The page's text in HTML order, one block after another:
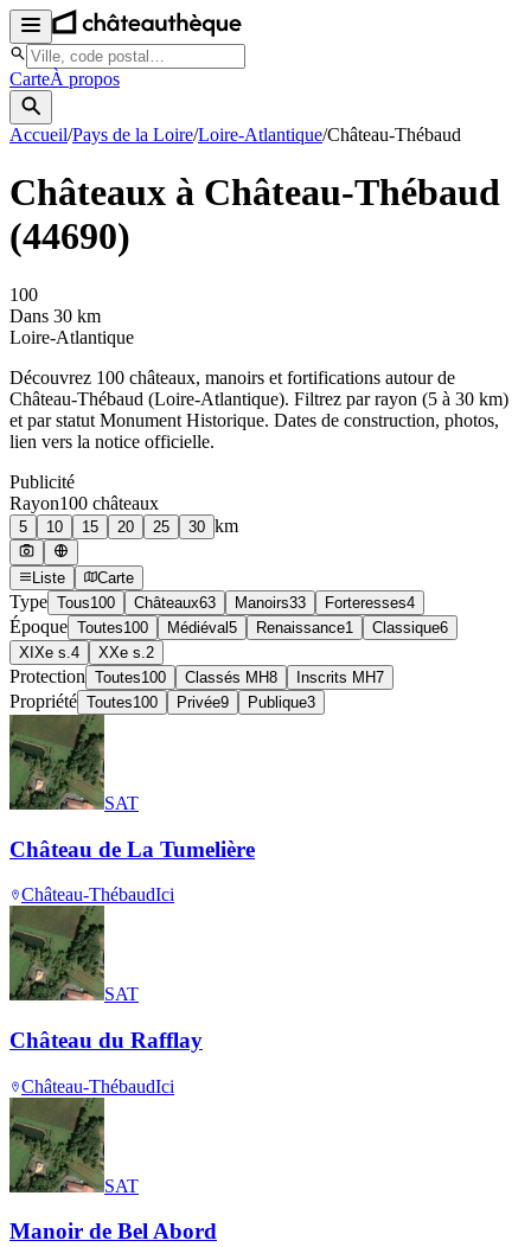
CarteÀ propos
Accueil/Pays de la Loire/Loire-Atlantique/Château-Thébaud
Châteaux à Château-Thébaud
(44690)
100
Dans 30 km
Loire-Atlantique
Découvrez 100 châteaux, manoirs et fortifications autour de
Château-Thébaud (Loire-Atlantique). Filtrez par rayon (5 à 30 km)
et par statut Monument Historique. Dates de construction, photos,
lien vers la notice officielle.
Publicité
Rayon100 châteaux
5 10 15 20 25 30 km
Liste Carte
Type Tous100 Châteaux63 Manoirs33 Forteresses4
Époque Toutes100 Médiéval 5 Renaissance1 Classique6
XIXe s. 4 XXe s. 2
Protection Toutes100 Classés MH8 Inscrits MH7
Propriété Toutes100 Privée9 Publique3
SAT
Château de La Tumelière
Château-ThébaudIci
SAT
Château du Rafflay
Château-ThébaudIci
SAT
Manoir de Bel Abord